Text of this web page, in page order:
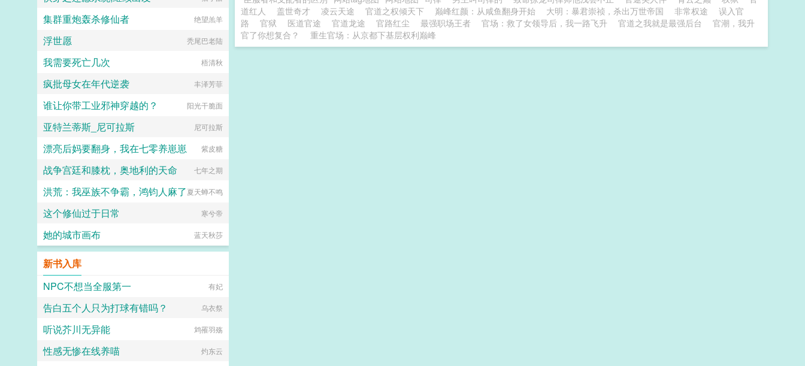
道红人
盖世奇才 凌云天途 官道之权倾天下 巅峰红颜：从咸鱼翻身开始 大明：暴君崇祯，杀出万世帝国 非常权途
误入官
路
官狱 医道官途 官道龙途 官路红尘 最强职场王者 官场：救了女领导后，我一路飞升 官道之我就是最强后台
官潮，我升
官了你想复合？
重生官场：从京都下基层权利巅峰
集群重炮轰杀修仙者 绝望羔羊
浮世愿 秃尾巴老陆
我需要死亡几次 梧清秋
疯批母女在年代逆袭 丰泽芳菲
谁让你带工业邪神穿越的？ 阳光干脆面
亚特兰蒂斯_尼可拉斯 尼可拉斯
漂亮后妈要翻身，我在七零养崽崽 紫皮糖
战争宫廷和膝枕，奥地利的天命 七年之期
洪荒：我巫族不争霸，鸿钧人麻了夏天蝉不鸣
这个修仙过于日常 寒兮帝
她的城市画布 蓝天秋莎
新书入库
NPC不想当全服第一
有妃
告白五个人只为打球有错吗？ 乌衣祭
听说芥川无异能 鸩罹羽殇
性感无惨在线养喵 灼东云